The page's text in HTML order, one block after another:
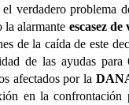
verdadero problema
la alarmante escasez
de la caída de este
de las ayudas para
afectados por la
en la confrontación